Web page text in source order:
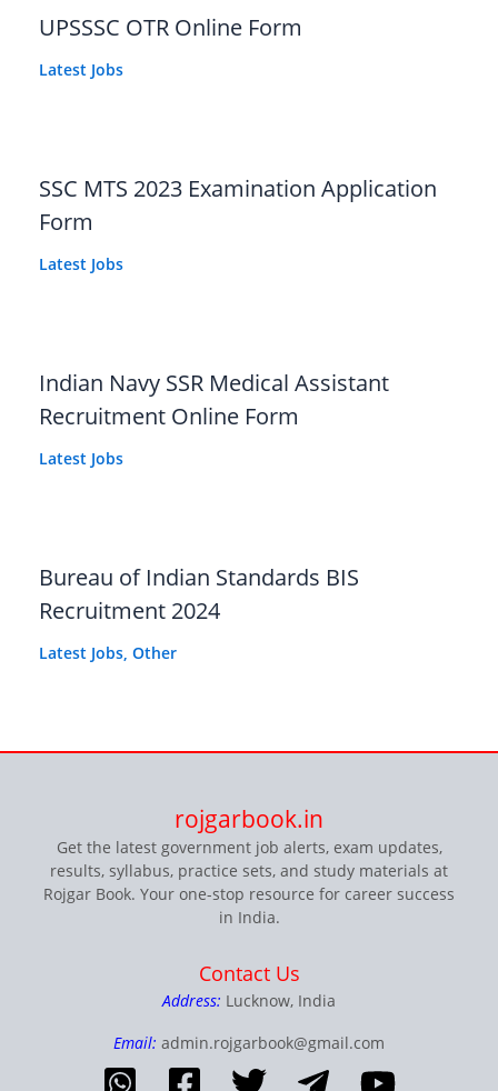
UPSSSC OTR Online Form
Latest Jobs
SSC MTS 2023 Examination Application
Form
Latest Jobs
Indian Navy SSR Medical Assistant
Recruitment Online Form
Latest Jobs
Bureau of Indian Standards BIS
Recruitment 2024
Latest Jobs Other
rojgarbook.in
Get the latest government job alerts, exam updates,
results, syllabus, practice sets, and study materials at
Rojgar Book. Your one-stop resource for career success
in India.
Contact Us
Address: Lucknow, India
Email: admin.rojgarbook@gmail.com